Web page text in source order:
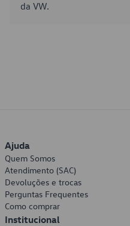
da VW.
Ajuda
Quem Somos
Atendimento (SAC)
Devoluções e trocas
Perguntas Frequentes
Como comprar
Institucional